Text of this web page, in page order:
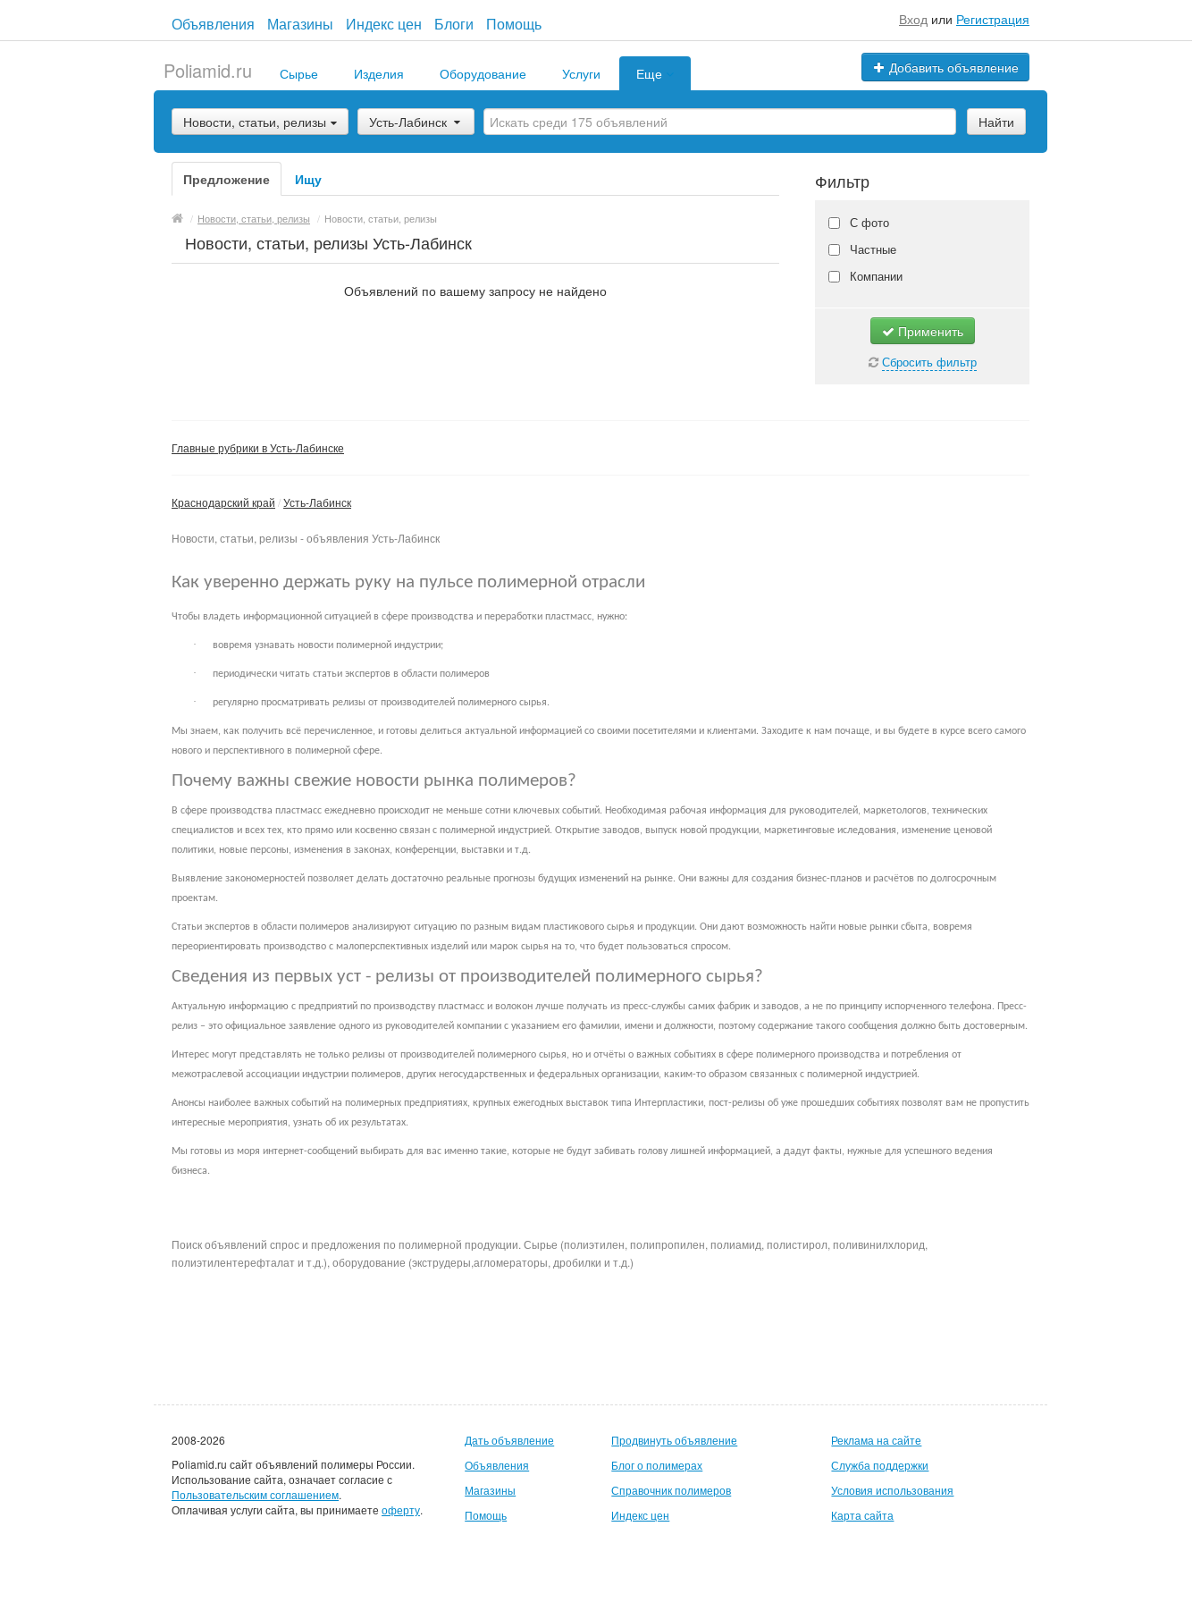
Объявления Магазины Индекс цен Блоги Помощь Вход или Регистрация
Добавить объявление
Poliamid.ru Сырье Изделия Оборудование Услуги Еще
Новости, статьи, релизы Усть-Лабинск Найти
Предложение Ищу
/ Новости, статьи, релизы / Новости, статьи, релизы
Новости, статьи, релизы Усть-Лабинск
Объявлений по вашему запросу не найдено
Фильтр
С фото
Частные
Компании
Применить
Сбросить фильтр
Главные рубрики в Усть-Лабинске
Краснодарский край Усть-Лабинск
Новости, статьи, релизы - объявления Усть-Лабинск
Как уверенно держать руку на пульсе полимерной отрасли
Чтобы владеть информационной ситуацией в сфере производства и переработки пластмасс, нужно:
· вовремя узнавать новости полимерной индустрии;
· периодически читать статьи экспертов в области полимеров
· регулярно просматривать релизы от производителей полимерного сырья.
Мы знаем, как получить всё перечисленное, и готовы делиться актуальной информацией со своими посетителями и клиентами. Заходите к нам почаще, и вы будете в курсе всего самого
нового и перспективного в полимерной сфере.
Почему важны свежие новости рынка полимеров?
В сфере производства пластмасс ежедневно происходит не меньше сотни ключевых событий. Необходимая рабочая информация для руководителей, маркетологов, технических
специалистов и всех тех, кто прямо или косвенно связан с полимерной индустрией. Открытие заводов, выпуск новой продукции, маркетинговые иследования, изменение ценовой
политики, новые персоны, изменения в законах, конференции, выставки и т.д.
Выявление закономерностей позволяет делать достаточно реальные прогнозы будущих изменений на рынке. Они важны для создания бизнес-планов и расчётов по долгосрочным
проектам.
Статьи экспертов в области полимеров анализируют ситуацию по разным видам пластикового сырья и продукции. Они дают возможность найти новые рынки сбыта, вовремя
переориентировать производство с малоперспективных изделий или марок сырья на то, что будет пользоваться спросом.
Сведения из первых уст - релизы от производителей полимерного сырья?
Актуальную информацию с предприятий по производству пластмасс и волокон лучше получать из пресс-службы самих фабрик и заводов, а не по принципу испорченного телефона. Пресс-
релиз – это официальное заявление одного из руководителей компании с указанием его фамилии, имени и должности, поэтому содержание такого сообщения должно быть достоверным.
Интерес могут представлять не только релизы от производителей полимерного сырья, но и отчёты о важных событиях в сфере полимерного производства и потребления от
межотраслевой ассоциации индустрии полимеров, других негосударственных и федеральных организации, каким-то образом связанных с полимерной индустрией.
Анонсы наиболее важных событий на полимерных предприятиях, крупных ежегодных выставок типа Интерпластики, пост-релизы об уже прошедших событиях позволят вам не пропустить
интересные мероприятия, узнать об их результатах.
Мы готовы из моря интернет-сообщений выбирать для вас именно такие, которые не будут забивать голову лишней информацией, а дадут факты, нужные для успешного ведения
бизнеса.
Поиск объявлений спрос и предложения по полимерной продукции. Сырье (полиэтилен, полипропилен, полиамид, полистирол, поливинилхлорид,
полиэтилентерефталат и т.д.), оборудование (экструдеры,агломераторы, дробилки и т.д.)
2008-2026
Poliamid.ru сайт объявлений полимеры России.
Использование сайта, означает согласие с
Пользовательским соглашением.
Оплачивая услуги сайта, вы принимаете оферту.
Дать объявление
Объявления
Магазины
Помощь
Продвинуть объявление
Блог о полимерах
Справочник полимеров
Индекс цен
Реклама на сайте
Служба поддержки
Условия использования
Карта сайта